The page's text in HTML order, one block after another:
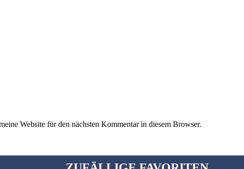
Website für den nächsten Kommentar in diesem Browser.